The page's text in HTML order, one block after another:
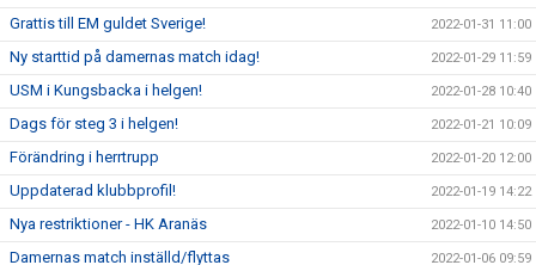
Grattis till EM guldet Sverige! 2022-01-31 11:00
Ny starttid på damernas match idag! 2022-01-29 11:59
USM i Kungsbacka i helgen! 2022-01-28 10:40
Dags för steg 3 i helgen! 2022-01-21 10:09
Förändring i herrtrupp 2022-01-20 12:00
Uppdaterad klubbprofil! 2022-01-19 14:22
Nya restriktioner - HK Aranäs 2022-01-10 14:50
Damernas match inställd/flyttas 2022-01-06 09:59